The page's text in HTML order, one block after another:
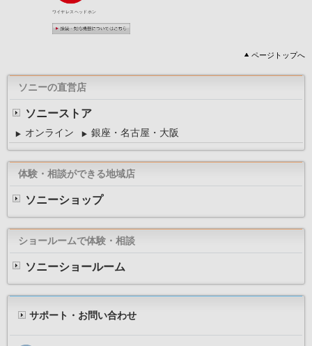
ページトップへ
ソニーの直営店
ソニーストア
オンライン 銀座・名古屋・大阪
体験・相談ができる地域店
ソニーショップ
ショールームで体験・相談
ソニーショールーム
サポート・お問い合わせ